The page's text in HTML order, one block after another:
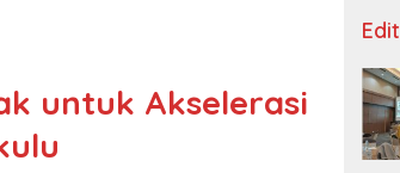
untuk Akselerasi